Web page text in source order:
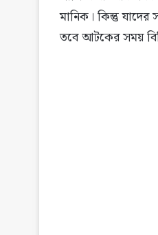
মানিক। কিন্তু যাদের
তবে আটকের সময়